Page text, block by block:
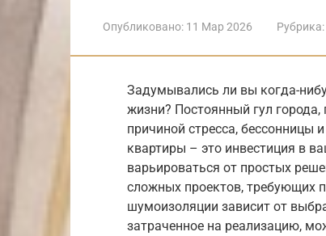
Опубликовано: 11 Мар 2026 Рубрика:
Задумывались ли вы когда-
жизни? Постоянный гул
причиной стресса, бессонницы
квартиры – это инвестиция в
варьироваться от простых
сложных проектов, требующих
шумоизоляции зависит от
затраченное на реализацию,